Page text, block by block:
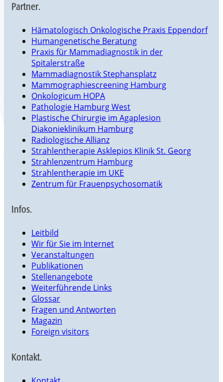
Partner.
Hämatologisch Onkologische Praxis Eppendorf
Humangenetische Beratung
Praxis für Mammadiagnostik in der
Spitalerstraße
Mammadiagnostik Stephansplatz
Mammographiescreening Hamburg
Onkologicum HOPA
Pathologie Hamburg West
Plastische Chirurgie im Agaplesion
Diakonieklinikum Hamburg
Radiologische Allianz
Strahlentherapie Asklepios Klinik St. Georg
Strahlenzentrum Hamburg
Strahlentherapie im UKE
Zentrum für Frauenpsychosomatik
Infos.
Leitbild
Wir für Sie im Internet
Veranstaltungen
Publikationen
Stellenangebote
Weiterführende Links
Glossar
Fragen und Antworten
Magazin
Foreign visitors
Kontakt.